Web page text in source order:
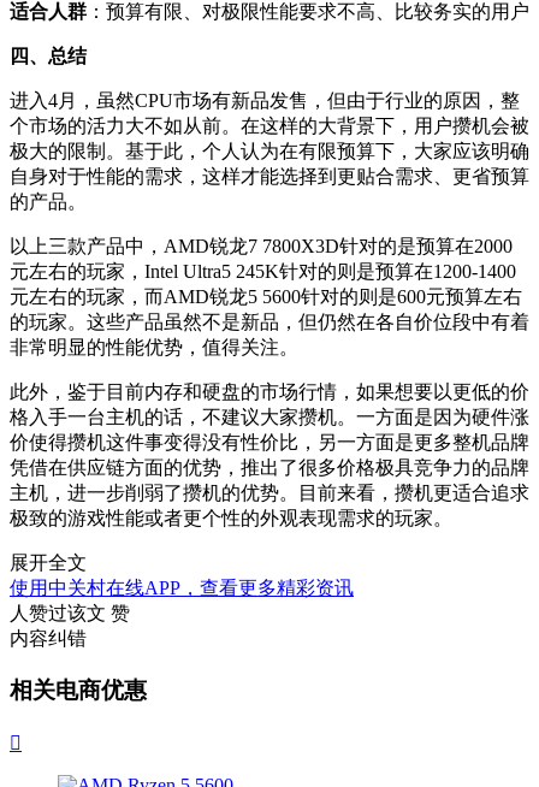
适合人群 ：预算有限、对极限性能要求不高、比较务实的用户
四、总结
进入4月，虽然CPU市场有新品发售，但由于行业的原因，整
个市场的活力大不如从前。在这样的大背景下，用户攒机会被
极大的限制。基于此，个人认为在有限预算下，大家应该明确
自身对于性能的需求，这样才能选择到更贴合需求、更省预算
的产品。
以上三款产品中，AMD锐龙7 7800X3D针对的是预算在2000
元左右的玩家，Intel Ultra5 245K针对的则是预算在1200-1400
元左右的玩家，而AMD锐龙5 5600针对的则是600元预算左右
的玩家。这些产品虽然不是新品，但仍然在各自价位段中有着
非常明显的性能优势，值得关注。
此外，鉴于目前内存和硬盘的市场行情，如果想要以更低的价
格入手一台主机的话，不建议大家攒机。一方面是因为硬件涨
价使得攒机这件事变得没有性价比，另一方面是更多整机品牌
凭借在供应链方面的优势，推出了很多价格极具竞争力的品牌
主机，进一步削弱了攒机的优势。目前来看，攒机更适合追求
极致的游戏性能或者更个性的外观表现需求的玩家。
展开全文
使用中关村在线APP，查看更多精彩资讯
人赞过该文 赞
内容纠错
相关电商优惠
